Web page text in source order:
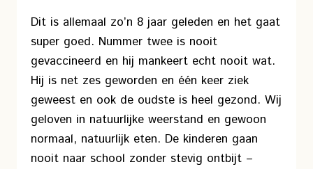
Dit is allemaal zo’n 8 jaar geleden en het gaat
super goed. Nummer twee is nooit
gevaccineerd en hij mankeert echt nooit wat.
Hij is net zes geworden en één keer ziek
geweest en ook de oudste is heel gezond. Wij
geloven in natuurlijke weerstand en gewoon
normaal, natuurlijk eten. De kinderen gaan
nooit naar school zonder stevig ontbijt –